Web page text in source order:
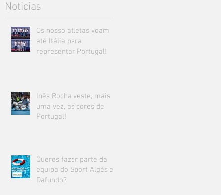
Noticias
Os nosso atletas voam
até Itália para
representar Portugal!
Inês Rocha veste, mais
uma vez, as cores de
Portugal!
Queres fazer parte da
equipa do Sport Algés e
Dafundo?